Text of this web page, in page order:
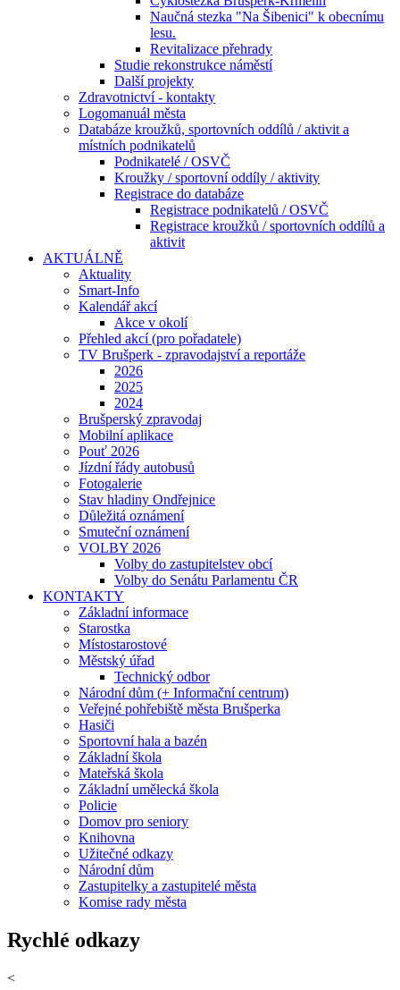
Naučná stezka "Na Šibenici" k obecnímu
lesu.
Revitalizace přehrady
Studie rekonstrukce náměstí
Další projekty
Zdravotnictví - kontakty
Logomanuál města
Databáze kroužků, sportovních oddílů / aktivit a
místních podnikatelů
Podnikatelé / OSVČ
Kroužky / sportovní oddíly / aktivity
Registrace do databáze
Registrace podnikatelů / OSVČ
Registrace kroužků / sportovních oddílů a
aktivit
AKTUÁLNĚ
Aktuality
Smart-Info
Kalendář akcí
Akce v okolí
Přehled akcí (pro pořadatele)
TV Brušperk - zpravodajství a reportáže
2026
2025
2024
Brušperský zpravodaj
Mobilní aplikace
Pouť 2026
Jízdní řády autobusů
Fotogalerie
Stav hladiny Ondřejnice
Důležitá oznámení
Smuteční oznámení
VOLBY 2026
Volby do zastupitelstev obcí
Volby do Senátu Parlamentu ČR
KONTAKTY
Základní informace
Starostka
Místostarostové
Městský úřad
Technický odbor
Národní dům (+ Informační centrum)
Veřejné pohřebiště města Brušperka
Hasiči
Sportovní hala a bazén
Základní škola
Mateřská škola
Základní umělecká škola
Policie
Domov pro seniory
Knihovna
Užitečné odkazy
Národní dům
Zastupitelky a zastupitelé města
Komise rady města
Rychlé odkazy
<